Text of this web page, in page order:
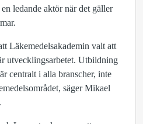
ledande aktör när det gäller
Läkemedelsakademin valt att
utvecklingsarbetet. Utbildning
centralt i alla branscher, inte
säger Mikael